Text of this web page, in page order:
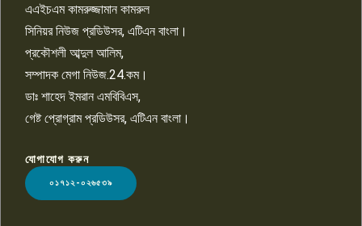
১০
LOGO
এএইচএম কামরুজ্জামান কামরুল
সিনিয়র নিউজ প্রডিউসর, এটিএন বাংলা।
প্রকৌশলী আব্দুল আলিম,
সম্পাদক মেগা নিউজ.24.কম।
ডাঃ শাহেদ ইমরান এমবিবিএস,
গেষ্ট প্রোগ্রাম প্রডিউসর, এটিএন বাংলা।
যোগাযোগ করুন
০১৭১২-০২৬৫৩৯